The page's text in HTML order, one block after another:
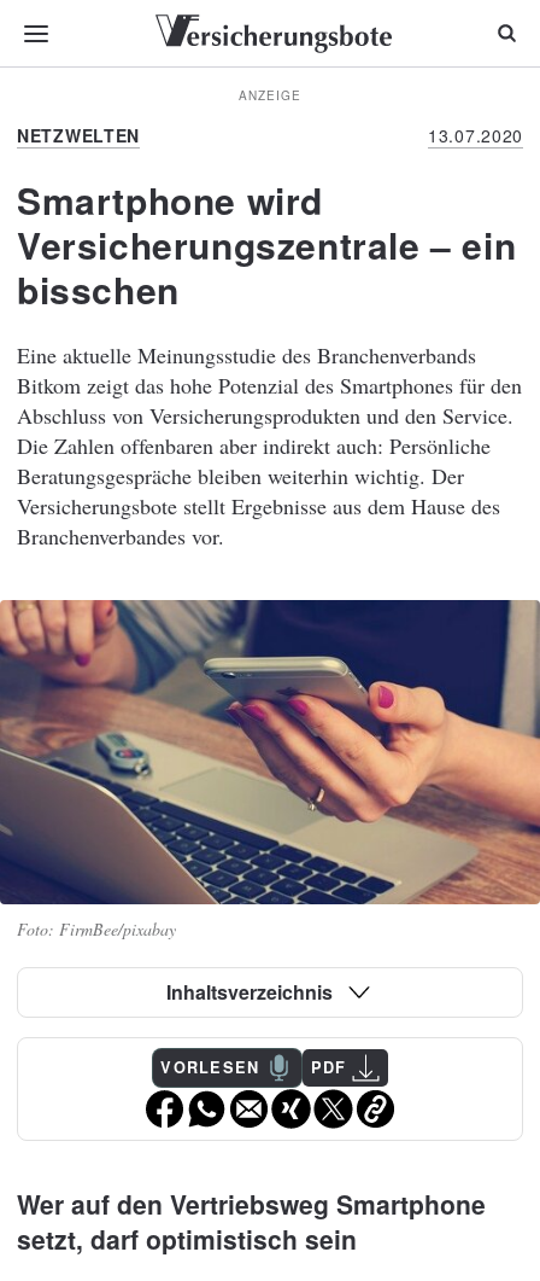
ANZEIGE
NETZWELTEN 13.07.2020
Smartphone wird
Versicherungszentrale – ein
bisschen
Eine aktuelle Meinungsstudie des Branchenverbands
Bitkom zeigt das hohe Potenzial des Smartphones für den
Abschluss von Versicherungsprodukten und den Service.
Die Zahlen offenbaren aber indirekt auch: Persönliche
Beratungsgespräche bleiben weiterhin wichtig. Der
Versicherungsbote stellt Ergebnisse aus dem Hause des
Branchenverbandes vor.
FirmBee/pixabay
Inhaltsverzeichnis
VORLESEN PDF
Wer auf den Vertriebsweg Smartphone
setzt, darf optimistisch sein